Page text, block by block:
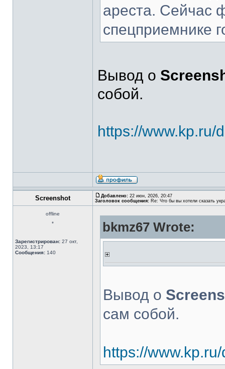
ареста. Сейчас
спецприемнике
Вывод о
собой.
https://www.kp.ru/
Screenshot Добавлено: 22 июн, 2026, 20:47
Заголовок сообщения: Re: Что бы вы хотели сказать
offline
*
Зарегистрирован: 27 окт,
2023, 13:17
Сообщения: 140
bkmz67 Wrote:
Вывод о
сам собой.
https://